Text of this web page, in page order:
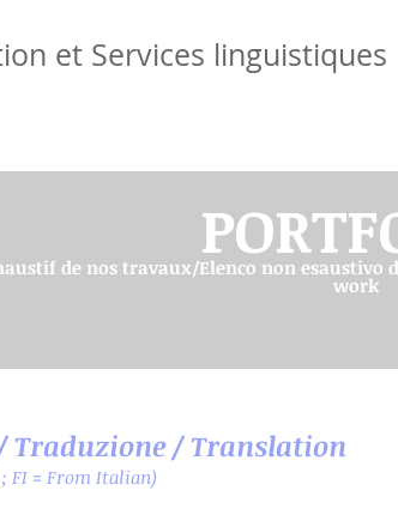
et Services linguistiques
de nos travaux/Elenco non
work
Traduzione / Translation
FI = From Italian)